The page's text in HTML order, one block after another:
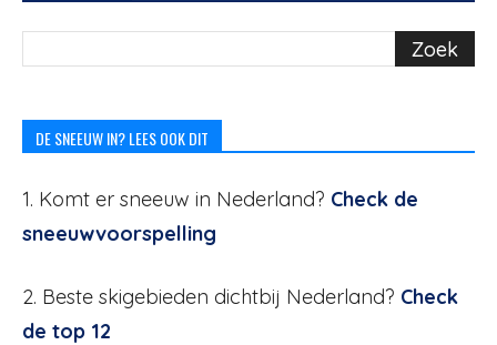
DE SNEEUW IN? LEES OOK DIT
1. Komt er sneeuw in Nederland? Check de
sneeuwvoorspelling
2. Beste skigebieden dichtbij Nederland? Check
de top 12